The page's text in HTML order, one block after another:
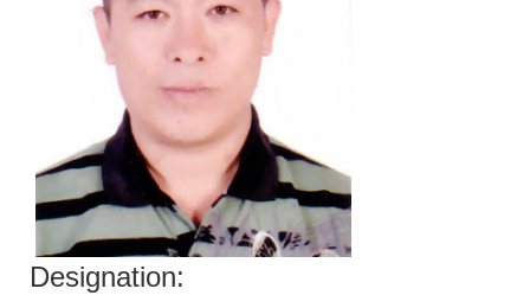
Designation: